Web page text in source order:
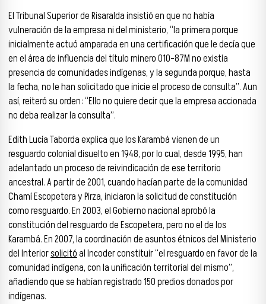
El Tribunal Superior de Risaralda insistió en que no había
vulneración de la empresa ni del ministerio, “la primera porque
inicialmente actuó amparada en una certificación que le decía que
en el área de influencia del título minero 010-87M no existía
presencia de comunidades indígenas, y la segunda porque, hasta
la fecha, no le han solicitado que inicie el proceso de consulta”. Aun
así, reiteró su orden: “Ello no quiere decir que la empresa accionada
no deba realizar la consulta”.
Edith Lucía Taborda explica que los Karambá vienen de un
resguardo colonial disuelto en 1948, por lo cual, desde 1995, han
adelantado un proceso de reivindicación de ese territorio
ancestral. A partir de 2001, cuando hacían parte de la comunidad
Chamí Escopetera y Pirza, iniciaron la solicitud de constitución
como resguardo. En 2003, el Gobierno nacional aprobó la
constitución del resguardo de Escopetera, pero no el de los
Karambá. En 2007, la coordinación de asuntos étnicos del Ministerio
del Interiorsolicitóal Incoder constituir “el resguardo en favor de la
comunidad indígena, con la unificación territorial del mismo”,
añadiendo que se habían registrado 150 predios donados por
indígenas.